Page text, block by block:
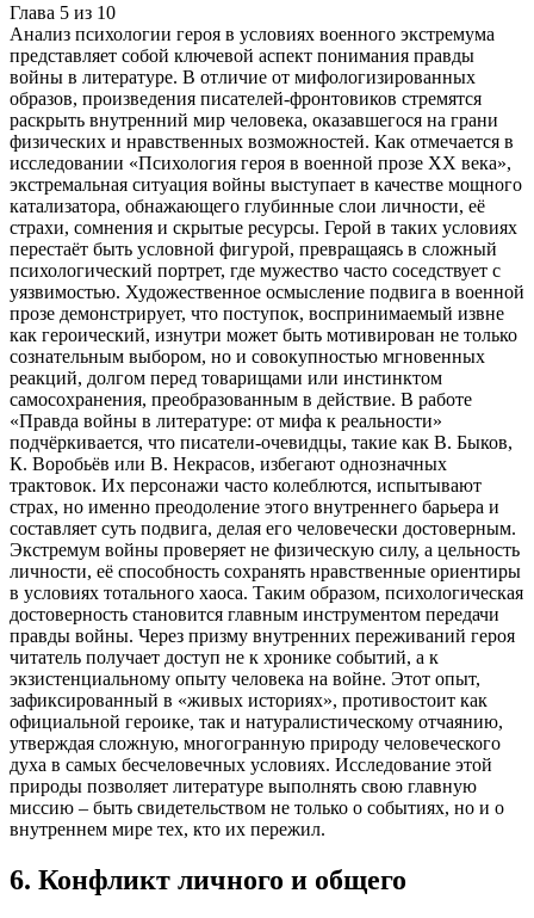
Глава 5 из 10
Анализ психологии героя в условиях военного экстремума
представляет собой ключевой аспект понимания правды
войны в литературе. В отличие от мифологизированных
образов, произведения писателей-фронтовиков стремятся
раскрыть внутренний мир человека, оказавшегося на грани
физических и нравственных возможностей. Как отмечается в
исследовании «Психология героя в военной прозе ХХ века»,
экстремальная ситуация войны выступает в качестве мощного
катализатора, обнажающего глубинные слои личности, её
страхи, сомнения и скрытые ресурсы. Герой в таких условиях
перестаёт быть условной фигурой, превращаясь в сложный
психологический портрет, где мужество часто соседствует с
уязвимостью. Художественное осмысление подвига в военной
прозе демонстрирует, что поступок, воспринимаемый извне
как героический, изнутри может быть мотивирован не только
сознательным выбором, но и совокупностью мгновенных
реакций, долгом перед товарищами или инстинктом
самосохранения, преобразованным в действие. В работе
«Правда войны в литературе: от мифа к реальности»
подчёркивается, что писатели-очевидцы, такие как В. Быков,
К. Воробьёв или В. Некрасов, избегают однозначных
трактовок. Их персонажи часто колеблются, испытывают
страх, но именно преодоление этого внутреннего барьера и
составляет суть подвига, делая его человечески достоверным.
Экстремум войны проверяет не физическую силу, а цельность
личности, её способность сохранять нравственные ориентиры
в условиях тотального хаоса. Таким образом, психологическая
достоверность становится главным инструментом передачи
правды войны. Через призму внутренних переживаний героя
читатель получает доступ не к хронике событий, а к
экзистенциальному опыту человека на войне. Этот опыт,
зафиксированный в «живых историях», противостоит как
официальной героике, так и натуралистическому отчаянию,
утверждая сложную, многогранную природу человеческого
духа в самых бесчеловечных условиях. Исследование этой
природы позволяет литературе выполнять свою главную
миссию – быть свидетельством не только о событиях, но и о
внутреннем мире тех, кто их пережил.
6. Конфликт личного и общего